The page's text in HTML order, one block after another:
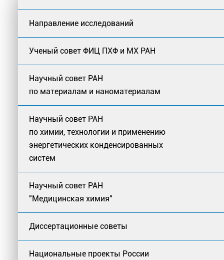
Направление исследований
Ученый совет ФИЦ ПХФ и МХ РАН
Научный совет РАН
по материалам и наноматериалам
Научный совет РАН
по химии, технологии и применению
энергетических конденсированных
систем
Научный совет РАН
"Медицинская химия"
Диссертационные советы
Национальные проекты России